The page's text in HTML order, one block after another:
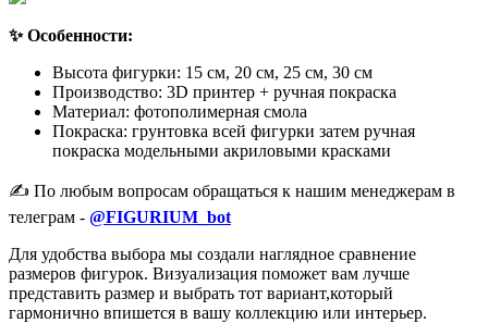
✨ Особенности:
Высота фигурки: 15 см, 20 см, 25 см, 30 см
Производство: 3D принтер + ручная покраска
Материал: фотополимерная смола
Покраска: грунтовка всей фигурки затем ручная
покраска модельными акриловыми красками
✍️ По любым вопросам обращаться к нашим менеджерам в
телеграм - @FIGURIUM_bot
Для удобства выбора мы создали наглядное сравнение
размеров фигурок. Визуализация поможет вам лучше
представить размер и выбрать тот вариант,который
гармонично впишется в вашу коллекцию или интерьер.